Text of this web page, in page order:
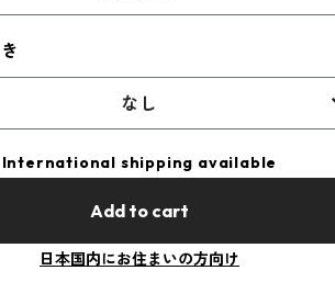
なし
International shipping available
Add to cart
日本国内にお住まいの方向け